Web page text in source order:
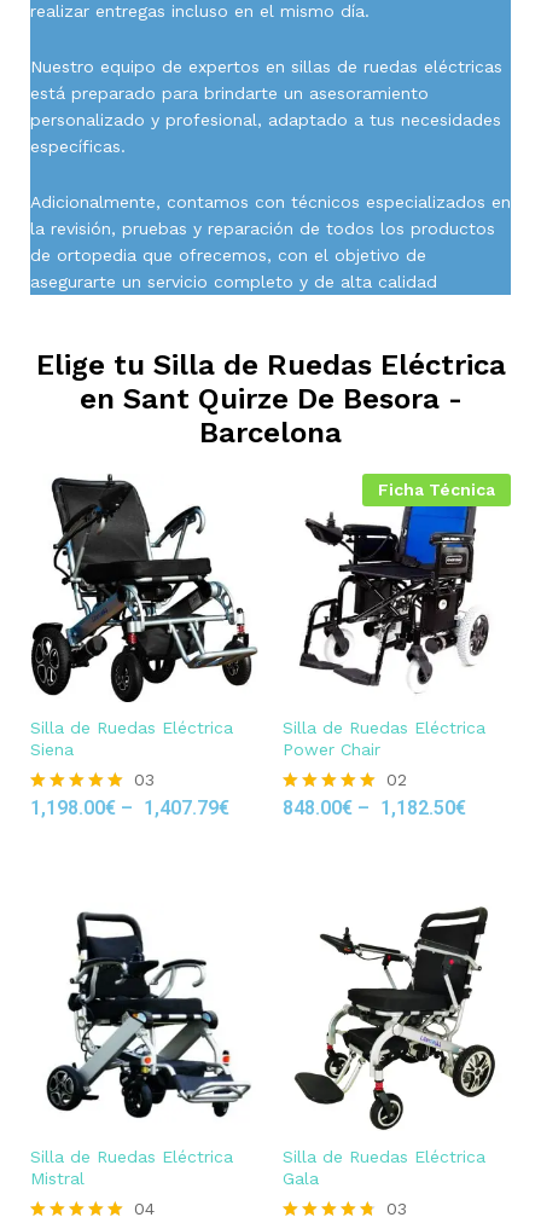
realizar entregas incluso en el mismo día.
Nuestro equipo de expertos en sillas de ruedas eléctricas
está preparado para brindarte un asesoramiento
personalizado y profesional, adaptado a tus necesidades
específicas.
Adicionalmente, contamos con técnicos especializados en
la revisión, pruebas y reparación de todos los productos
de ortopedia que ofrecemos, con el objetivo de
asegurarte un servicio completo y de alta calidad
Elige tu Silla de Ruedas Eléctrica
en Sant Quirze De Besora -
Barcelona
Silla de Ruedas Eléctrica
Siena
Rated
03
1,198.00€ – 1,407.79€
Ficha Técnica
Silla de Ruedas Eléctrica
Power Chair
Rated
02
848.00€ – 1,182.50€
Silla de Ruedas Eléctrica
Mistral
04
Silla de Ruedas Eléctrica
Gala
03